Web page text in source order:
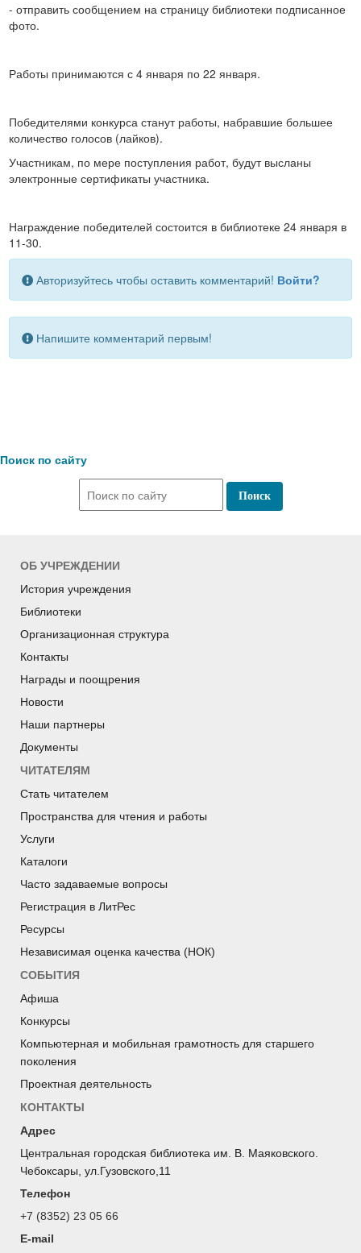
- отправить сообщением на страницу библиотеки подписанное
фото.
Работы принимаются с 4 января по 22 января.
Победителями конкурса станут работы, набравшие большее
количество голосов (лайков).
Участникам, по мере поступления работ, будут высланы
электронные сертификаты участника.
Награждение победителей состоится в библиотеке 24 января в
11-30.
Авторизуйтесь чтобы оставить комментарий! Войти?
Напишите комментарий первым!
Поиск по сайту
ОБ УЧРЕЖДЕНИИ
История учреждения
Библиотеки
Организационная структура
Контакты
Награды и поощрения
Новости
Наши партнеры
Документы
ЧИТАТЕЛЯМ
Стать читателем
Пространства для чтения и работы
Услуги
Каталоги
Часто задаваемые вопросы
Регистрация в ЛитРес
Ресурсы
Независимая оценка качества (НОК)
СОБЫТИЯ
Афиша
Конкурсы
Компьютерная и мобильная грамотность для старшего
поколения
Проектная деятельность
КОНТАКТЫ
Адрес
Центральная городская библиотека им. В. Маяковского.
Чебоксары, ул.Гузовского,11
Телефон
+7 (8352) 23 05 66
E-mail